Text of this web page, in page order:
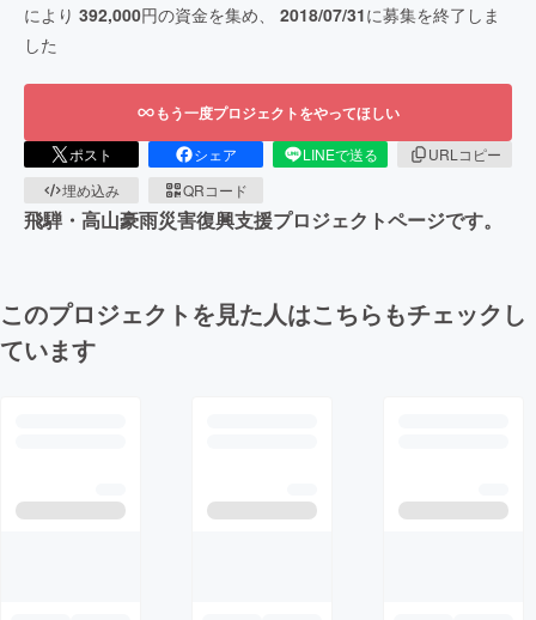
により 392,000円の資金を集め、 2018/07/31に募集を終了しま
した
もう一度プロジェクトをやってほしい
ポスト シェア LINEで送る
URLコピー
埋め込み
QRコード
飛騨・高山豪雨災害復興支援プロジェクトページです。
このプロジェクトを見た人はこちらもチェックし
ています